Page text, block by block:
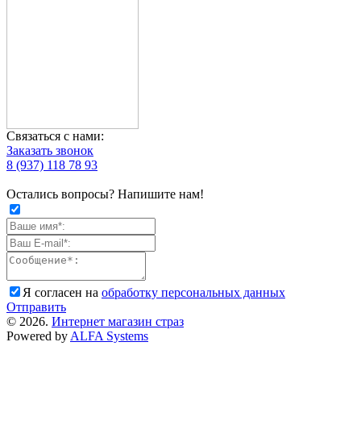
Связаться с нами:
Заказать звонок
8 (937) 118 78 93
Остались вопросы? Напишите нам!
Я согласен на обработку персональных данных
Отправить
© 2026. Интернет магазин страз
Powered by ALFA Systems